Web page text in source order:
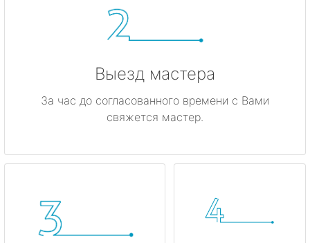
Выезд мастера
За час до согласованного времени с Вами
свяжется мастер.